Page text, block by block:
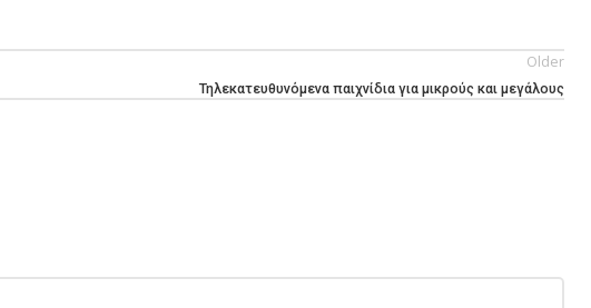
Older
Τηλεκατευθυνόμενα παιχνίδια για μικρούς και μεγάλους